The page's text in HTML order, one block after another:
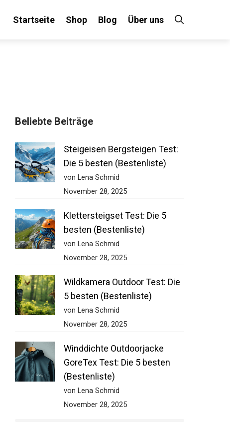
Startseite Shop Blog Über uns
Beliebte Beiträge
Steigeisen Bergsteigen Test:
Die 5 besten (Bestenliste)
von Lena Schmid
November 28, 2025
Klettersteigset Test: Die 5
besten (Bestenliste)
von Lena Schmid
November 28, 2025
Wildkamera Outdoor Test: Die
5 besten (Bestenliste)
von Lena Schmid
November 28, 2025
Winddichte Outdoorjacke
GoreTex Test: Die 5 besten
(Bestenliste)
von Lena Schmid
November 28, 2025